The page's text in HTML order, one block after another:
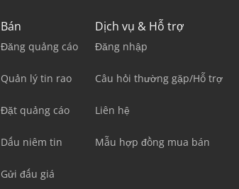
Bán
Đăng quảng cáo
Quản lý tin rao
Đặt quảng cáo
Dấu niêm tin
Gửi đấu giá
Dịch vụ & Hỗ trợ
Đăng nhập
Câu hỏi thường gặp/Hỗ trợ
Liên hệ
Mẫu hợp đồng mua bán